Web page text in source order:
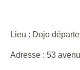
Lieu : Dojo
Adresse : 53